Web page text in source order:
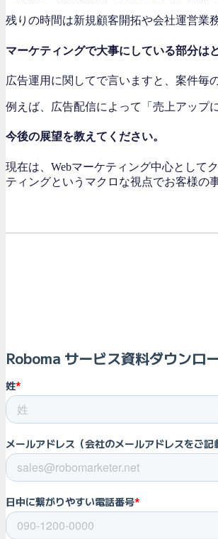
残りの時間は新規顧客開拓や会社運営業
マーケティングで大事にしている部分は
広告運用に関してで言いますと、案件毎
例えば、広告配信によって「売上アップ
今後の展望を教えてください。
現在は、Webマーケティング中心として
ティングというマクロな視点でお客様の